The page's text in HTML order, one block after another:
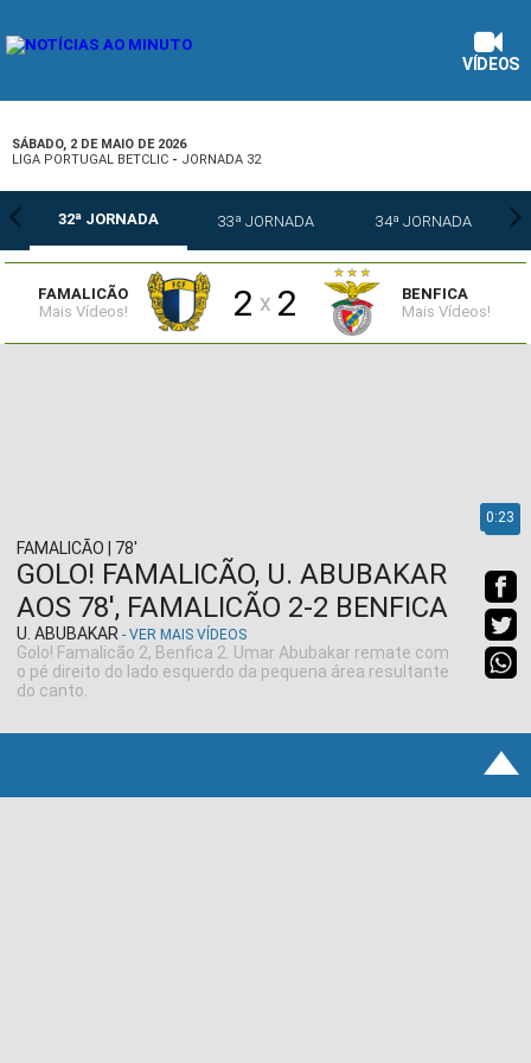
VÍDEOS
SÁBADO, 2 DE MAIO DE 2026
LIGA PORTUGAL BETCLIC - JORNADA 32
32ª JORNADA 33ª JORNADA 34ª JORNADA
FAMALICÃO
Mais Vídeos!
2 x 2
BENFICA
Mais Vídeos!
0:23
FAMALICÃO | 78'
GOLO! FAMALICÃO, U. ABUBAKAR
AOS 78', FAMALICÃO 2-2 BENFICA
U. ABUBAKAR- VER MAIS VÍDEOS
Golo! Famalicão 2, Benfica 2. Umar Abubakar remate com
o pé direito do lado esquerdo da pequena área resultante
do canto.